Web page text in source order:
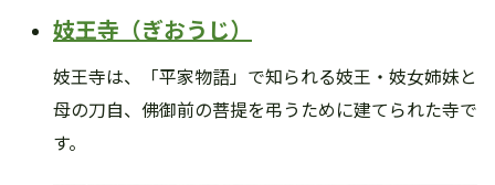
妓王寺（ぎおうじ）
妓王寺は、「平家物語」で知られる妓王・妓女姉妹と
母の刀自、佛御前の菩提を弔うために建てられた寺で
す。